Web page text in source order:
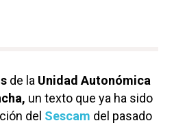
de la Unidad Autonómica
un texto que ya ha sido
del Sescam del pasado